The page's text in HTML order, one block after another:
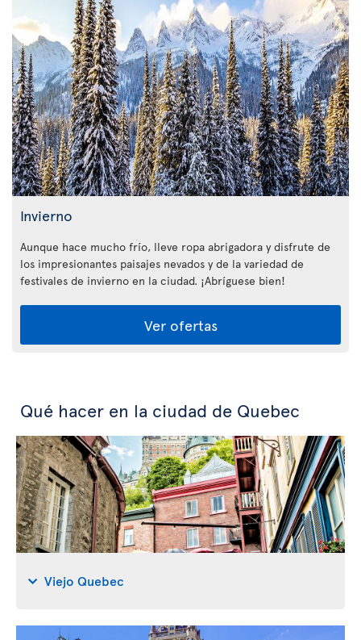
Invierno
Aunque hace mucho frío, lleve ropa abrigadora y disfrute de
los impresionantes paisajes nevados y de la variedad de
festivales de invierno en la ciudad. ¡Abríguese bien!
Ver ofertas
Qué hacer en la ciudad de Quebec
Viejo Quebec